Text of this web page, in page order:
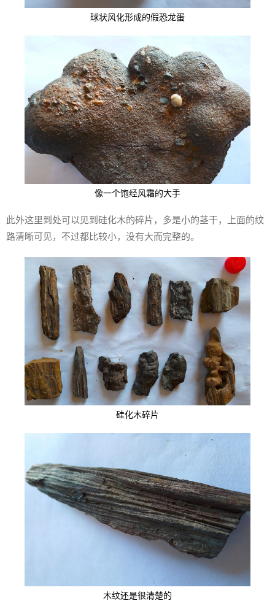
球状风化形成的假恐龙蛋
像一个饱经风霜的大手
此外这里到处可以见到硅化木的碎片，多是小的茎干，上面的纹
路清晰可见，不过都比较小，没有大而完整的。
硅化木碎片
木纹还是很清楚的